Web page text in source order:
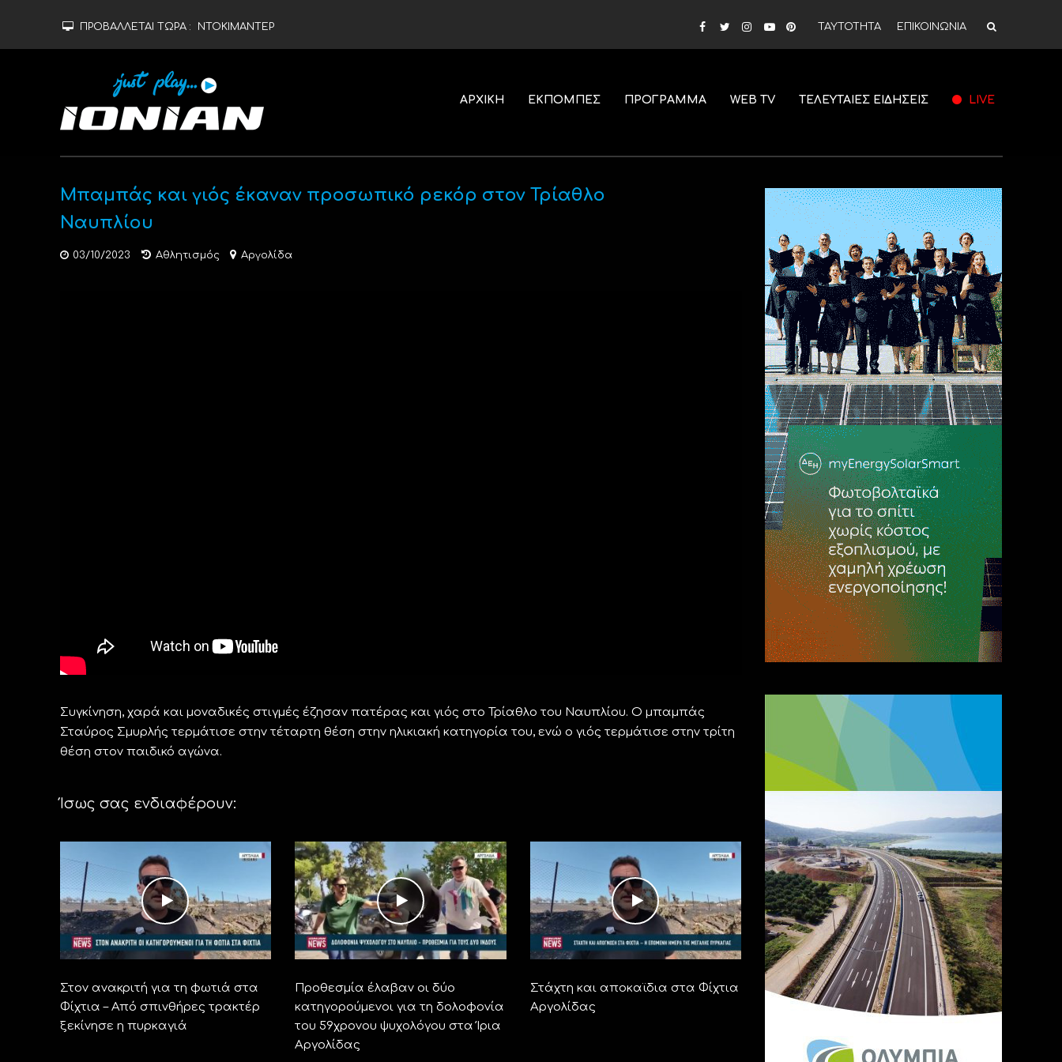
ΠΡΟΒΑΛΛΕΤΑΙ ΤΩΡΑ : ΝΤΟΚΙΜΑΝΤΕΡ ΤΑΥΤΟΤΗΤΑ ΕΠΙΚΟΙΝΩΝΙΑ
ΑΡΧΙΚΗ ΕΚΠΟΜΠΕΣ ΠΡΟΓΡΑΜΜΑ WEB TV ΤΕΛΕΥΤΑΙΕΣ ΕΙΔΗΣΕΙΣ LIVE
Μπαμπάς και γιός έκαναν προσωπικό ρεκόρ στον Τρίαθλο
Ναυπλίου
03/10/2023 Αθλητισμός Αργολίδα
Συγκίνηση, χαρά και μοναδικές στιγμές έζησαν πατέρας και γιός στο Τρίαθλο του Ναυπλίου. Ο μπαμπάς
Σταύρος Σμυρλής τερμάτισε στην τέταρτη θέση στην ηλικιακή κατηγορία του, ενώ ο γιός τερμάτισε στην τρίτη
θέση στον παιδικό αγώνα.
Ίσως σας ενδιαφέρουν:
Στον ανακριτή για τη φωτιά στα
Φίχτια – Από σπινθήρες τρακτέρ
ξεκίνησε η πυρκαγιά
Προθεσμία έλαβαν οι δύο
κατηγορούμενοι για τη δολοφονία
του 59χρονου ψυχολόγου στα Ίρια
Αργολίδας
Στάχτη και αποκαϊδια στα Φίχτια
Αργολίδας